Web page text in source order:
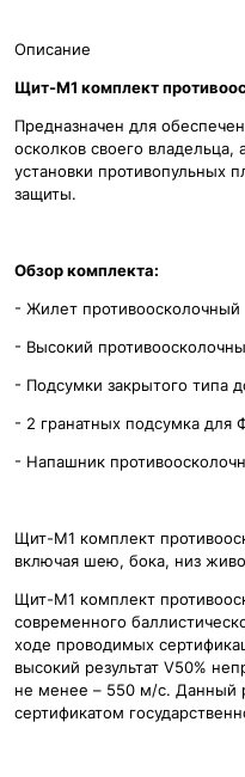
Описание
Щит-М1 комплект
Предназначен для
осколков своего
установки противопульных
защиты.
Обзор комплекта:
- Жилет противоосколочный
- Высокий
- Подсумки закрытого типа
- 2 гранатных подсумка
- Напашник
Щит-М1 комплект
включая шею, бока, низ
Щит-М1 комплект
современного
ходе проводимых
высокий результат V50%
не менее – 550 м/с. Данный
сертификатом